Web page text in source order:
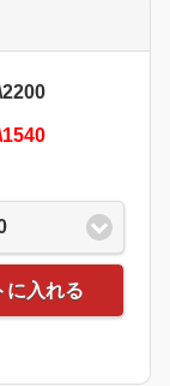
に入れる